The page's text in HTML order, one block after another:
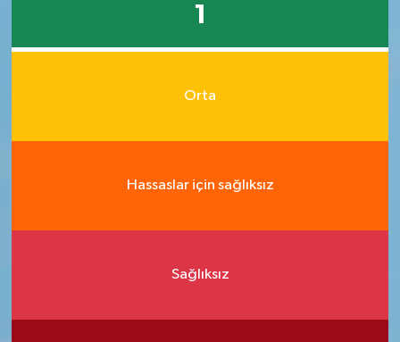
1
Orta
Hassaslar için sağlıksız
Sağlıksız